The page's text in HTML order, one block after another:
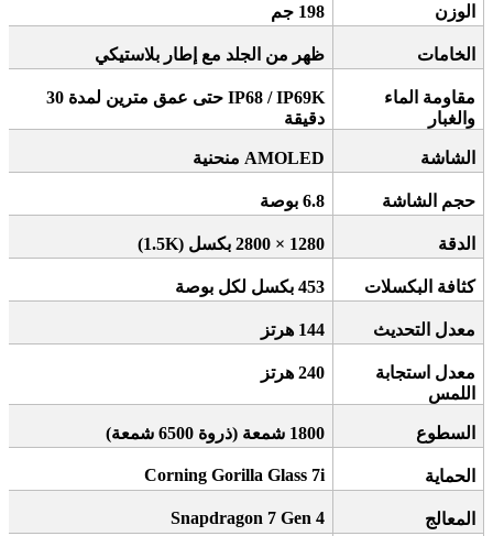
الوزن 198 جم
الخامات ظهر من الجلد مع إطار بلاستيكي
مقاومة الماء
والغبار
IP68 / IP69K
حتى عمق مترين لمدة 30
دقيقة
الشاشة AMOLED منحنية
حجم الشاشة 6.8 بوصة
الدقة 1280 × 2800 بكسل (1.5K)
كثافة البكسلات 453 بكسل لكل بوصة
معدل التحديث 144 هرتز
معدل استجابة
اللمس
240 هرتز
السطوع 1800 شمعة (ذروة 6500 شمعة)
الحماية Corning Gorilla Glass 7i
المعالج Snapdragon 7 Gen 4